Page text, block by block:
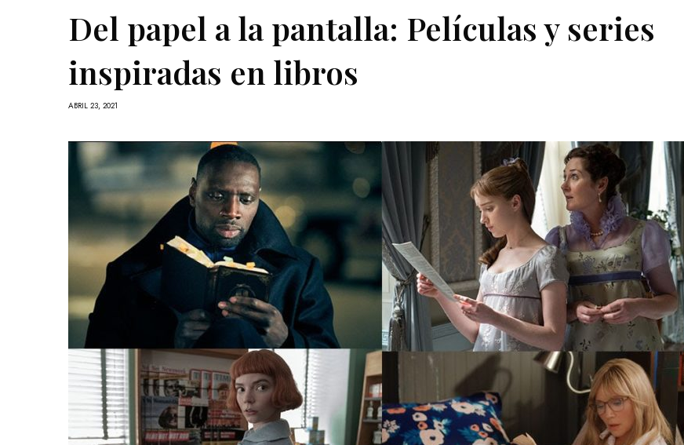
Del papel a la pantalla: Películas y series
inspiradas en libros
ABRIL 23, 2021